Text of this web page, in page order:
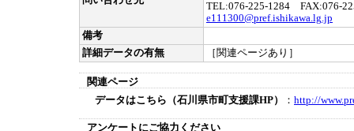
TEL:076-225-1284 FAX:076-
e111300@pref.ishikawa.lg.jp
備考
詳細データの有無
［関連ページあり］
関連ページ
データはこちら（石川県市町支援課HP）
： http://
アンケートにご協力ください